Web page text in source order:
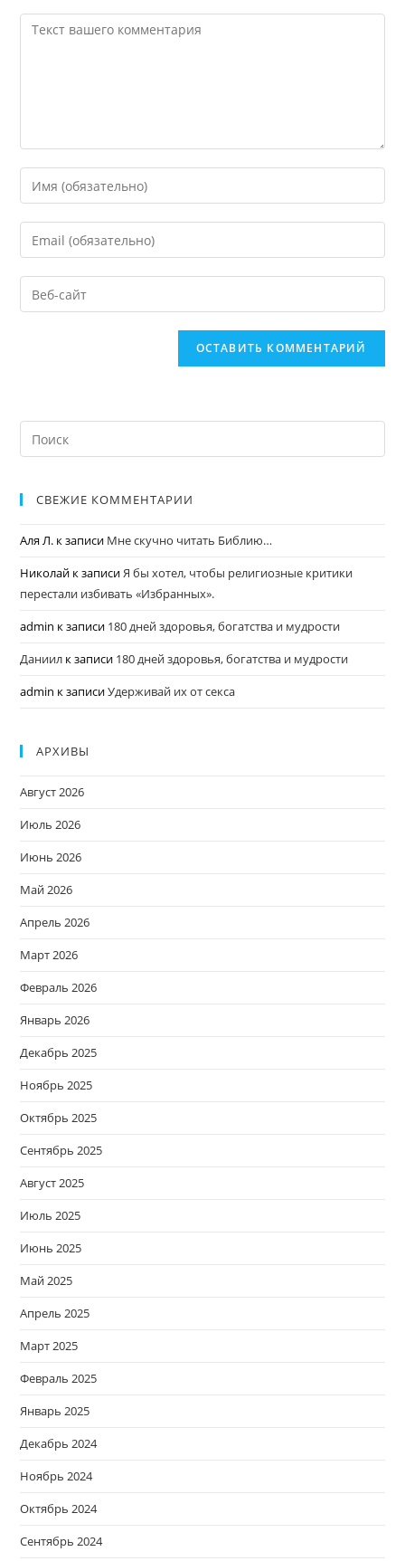
СВЕЖИЕ КОММЕНТАРИИ
Аля Л. к записи Мне скучно читать Библию…
Николай к записиЯ бы хотел, чтобы религиозные критики
перестали избивать «Избранных».
admin к записи 180 дней здоровья, богатства и мудрости
Даниил к записи 180 дней здоровья, богатства и мудрости
admin к записиУдерживай их от секса
АРХИВЫ
Август 2026
Июль 2026
Июнь 2026
Май 2026
Апрель 2026
Март 2026
Февраль 2026
Январь 2026
Декабрь 2025
Ноябрь 2025
Октябрь 2025
Сентябрь 2025
Август 2025
Июль 2025
Июнь 2025
Май 2025
Апрель 2025
Март 2025
Февраль 2025
Январь 2025
Декабрь 2024
Ноябрь 2024
Октябрь 2024
Сентябрь 2024